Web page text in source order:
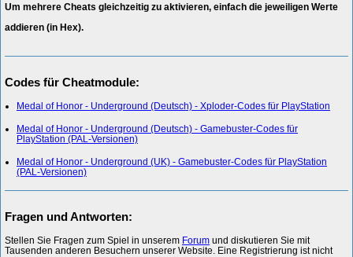
Um mehrere Cheats gleichzeitig zu aktivieren, einfach die jeweiligen Werte
addieren (in Hex).
Codes für Cheatmodule:
Medal of Honor - Underground (Deutsch) - Xploder-Codes für PlayStation
Medal of Honor - Underground (Deutsch) - Gamebuster-Codes für
PlayStation (PAL-Versionen)
Medal of Honor - Underground (UK) - Gamebuster-Codes für PlayStation
(PAL-Versionen)
Fragen und Antworten:
Stellen Sie Fragen zum Spiel in unserem Forum und diskutieren Sie mit
Tausenden anderen Besuchern unserer Website. Eine Registrierung ist nicht